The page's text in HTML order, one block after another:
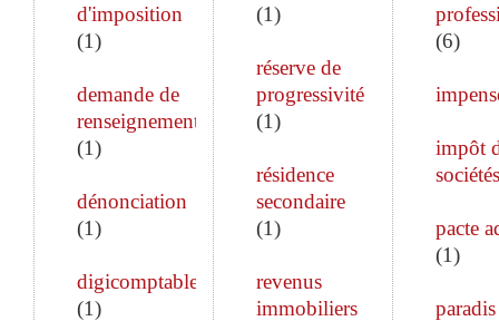
d'imposition
(1)
demande de
renseignements
(1)
dénonciation
(1)
digicomptable
(1)
(1)
réserve de
progressivité
(1)
résidence
secondaire
(1)
revenus
immobiliers
(6)
impôt
sociétés
pacte
(1)